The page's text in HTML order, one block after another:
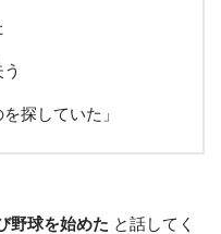
探していた」
野球を始めた と話してく